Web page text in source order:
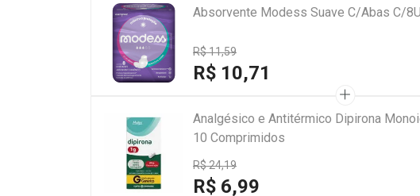
Absorvente Modess Suave C/Abas C/
R$ 11,59
R$ 10,71
Analgésico e Antitérmico Dipirona
10 Comprimidos
R$ 24,19
R$ 6,99